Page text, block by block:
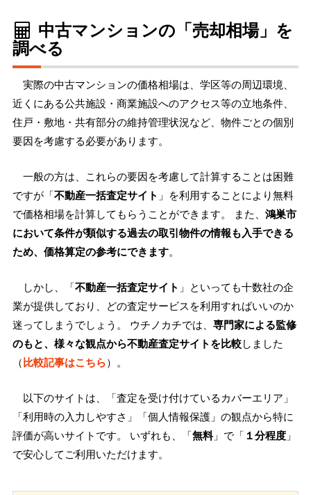
中古マンションの「売却相場」を
調べる
実際の中古マンションの価格相場は、学区等の周辺環境、
近くにある公共施設・商業施設へのアクセス等の立地条件、
住戸・敷地・共有部分の維持管理状況など、物件ごとの個別
要因を考慮する必要があります。
一般の方は、これらの要因を考慮して計算することは困難
ですが「不動産一括査定サイト 」を利用することにより無料
で価格相場を計算してもらうことができます。 また、 鴻巣市
において条件が類似する過去の取引物件の情報も入手できる
ため、価格算定の参考にできます。
しかし、「不動産一括査定サイト 」といっても十数社の企
業が提供しており、どの査定サービスを利用すればいいのか
迷ってしまうでしょう。 ウチノカチでは、 専門家による監修
のもと、様々な観点から不動産査定サイトを比較しました
（比較記事はこちら）。
以下のサイトは、「査定を受け付けているカバーエリア」
「利用時の入力しやすさ」「個人情報保護」の観点から特に
評価が高いサイトです。 いずれも、「無料」で「 １分程度 」
で安心してご利用いただけます。